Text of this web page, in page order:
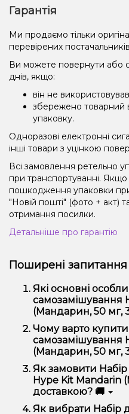
Гарантія
Ми продаємо тільки
перевірених
Ви можете повернути або
днів, якщо:
він не
збережено товарний
упаковку.
Одноразові електронні
інші товари з уцінкою
Всі замовлення ретельно
при транспортуванні. Якщо
пошкодження упаковки
"Новій пошті" (фото + акт)
отримання посилки.
Детальніше про гарантію
Поширені запитання
Які основні
самозамішування
(Мандарин, 50 мг,
Набір для
(Мандарин, 50 мг, 30
якістю, зручністю
Чому варто
самозамішування
(Мандарин, 50 мг,
Ми пропонуємо
широкий асортимент,
доставку. Крім того, у
для клієнтів!
Як замовити
Hype Kit Mandarin
доставкою? 🚚
Оформити замовлення
Як вибрати Набір